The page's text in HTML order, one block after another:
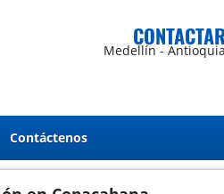
Medellín -
Contáctenos